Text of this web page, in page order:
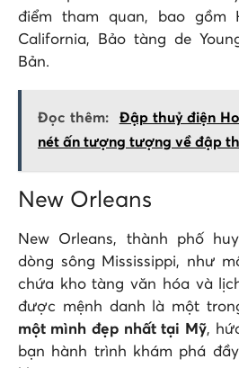
điểm tham quan, bao gồm
California, Bảo tàng de
Bản.
Đọc thêm:
Đập thuỷ điện
nét ấn tượng tượng về đập
New Orleans
New Orleans, thành phố
dòng sông Mississippi, như
chứa kho tàng văn hóa và
được mệnh danh là một
một mình đẹp nhất tại Mỹ,
bạn hành trình khám phá